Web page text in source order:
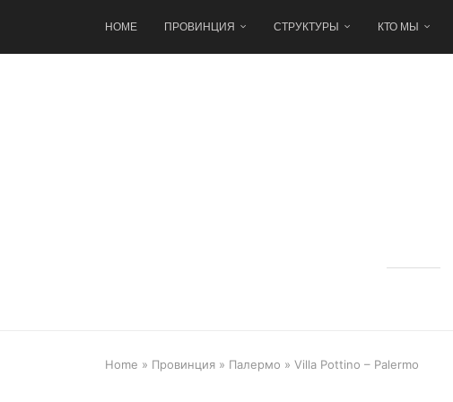
HOME ПРОВИНЦИЯ СТРУКТУРЫ КТО МЫ
Home » Провинция » Палермо » Villa Pottino – Palermo